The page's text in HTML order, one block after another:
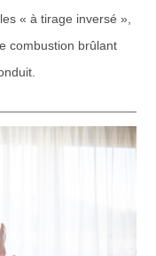
« à tirage inversé »,
combustion brûlant